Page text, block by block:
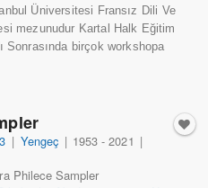
Üniversitesi Fransız Dili Ve
mezunudur Kartal Halk Eğitim
Sonrasında birçok workshopa
| Yengeç | 1953 - 2021 |
Philece Sampler